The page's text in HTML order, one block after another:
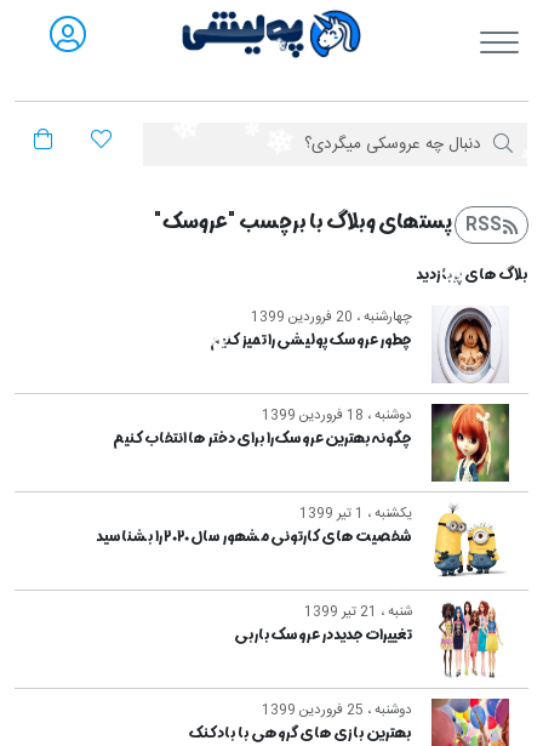
فروشگاه آنلاین پولیشی
پست‎های وبلاگ با برچسب "عروسک"
بلاگ های پربازدید
چهارشنبه ، 20 فروردین 1399
چطور عروسک پولیشی را تمیز کنیم
دوشنبه ، 18 فروردین 1399
چگونه بهترین عروسک را برای دختر ها انتخاب کنیم
یکشنبه ، 1 تیر 1399
شخصیت های کارتونی مشهور سال ۲۰۲۰ را بشناسید
شنبه ، 21 تیر 1399
تغییرات جدید در عروسک باربی
دوشنبه ، 25 فروردین 1399
بهترین بازی های گروهی با بادکنک